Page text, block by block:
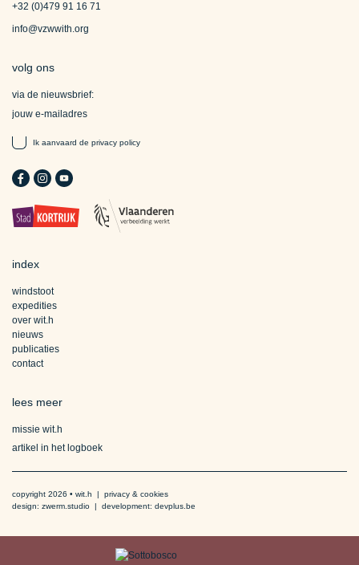
+32 (0)479 91 16 71
info@vzwwith.org
volg ons
via de nieuwsbrief:
Ik aanvaard de privacy policy
index
windstoot
expedities
over wit.h
nieuws
publicaties
contact
lees meer
missie wit.h
artikel in het logboek
copyright 2026 • wit.h
privacy & cookies
design: zwerm.studio development: devplus.be